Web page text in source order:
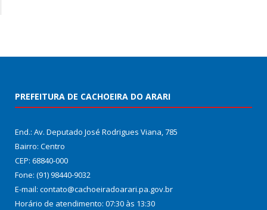
PREFEITURA DE CACHOEIRA DO ARARI
End.: Av. Deputado José Rodrigues Viana, 785
Bairro: Centro
CEP: 68840-000
Fone: (91) 98440-9032
E-mail: contato@cachoeiradoarari.pa.gov.br
Horário de atendimento: 07:30 às 13:30